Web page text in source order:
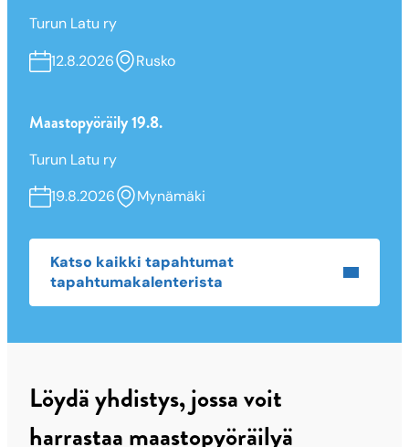
Turun Latu ry
12.8.2026
Rusko
Maastopyöräily 19.8.
Turun Latu ry
19.8.2026
Mynämäki
Katso kaikki tapahtumat
tapahtumakalenterista
Löydä yhdistys, jossa voit
harrastaa maastopyöräilyä